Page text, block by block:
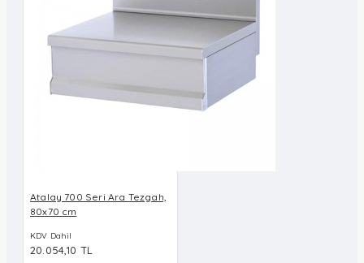
Atalay 700 Seri Ara Tezgah,
80x70 cm
KDV Dahil
20.054,10 TL